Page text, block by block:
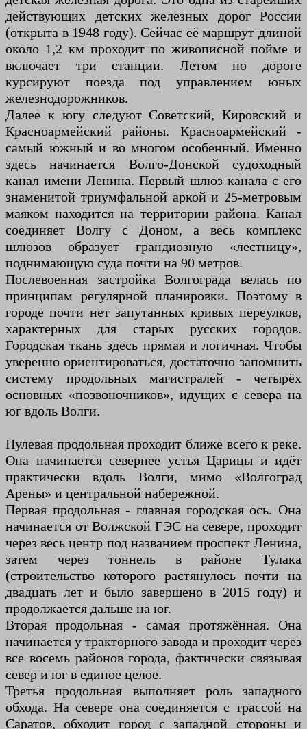
действующих детских железных дорог России
(открыта в 1948 году). Сейчас её маршрут длиной
около 1,2 км проходит по живописной пойме и
включает три станции. Летом по дороге
курсируют поезда под управлением юных
железнодорожников.
Далее к югу следуют Советский, Кировский и
Красноармейский районы. Красноармейский -
самый южный и во многом особенный. Именно
здесь начинается Волго-Донской судоходный
канал имени Ленина. Первый шлюз канала с его
знаменитой триумфальной аркой и 25-метровым
маяком находится на территории района. Канал
соединяет Волгу с Доном, а весь комплекс
шлюзов образует грандиозную «лестницу»,
поднимающую суда почти на 90 метров.
Послевоенная застройка Волгограда велась по
принципам регулярной планировки. Поэтому в
городе почти нет запутанных кривых переулков,
характерных для старых русских городов.
Городская ткань здесь прямая и логичная. Чтобы
уверенно ориентироваться, достаточно запомнить
систему продольных магистралей - четырёх
основных «позвоночников», идущих с севера на
юг вдоль Волги.
Нулевая продольная проходит ближе всего к реке.
Она начинается севернее устья Царицы и идёт
практически вдоль Волги, мимо «Волгоград
Арены» и центральной набережной.
Первая продольная - главная городская ось. Она
начинается от Волжской ГЭС на севере, проходит
через весь центр под названием проспект Ленина,
затем через тоннель в районе Тулака
(строительство которого растянулось почти на
двадцать лет и было завершено в 2015 году) и
продолжается дальше на юг.
Вторая продольная - самая протяжённая. Она
начинается у тракторного завода и проходит через
все восемь районов города, фактически связывая
север и юг в единое целое.
Третья продольная выполняет роль западного
обхода. На севере она соединяется с трассой на
Саратов, обходит город с западной стороны и